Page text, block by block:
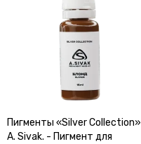
Пигменты «Silver Collection»
A. Sivak. - Пигмент для